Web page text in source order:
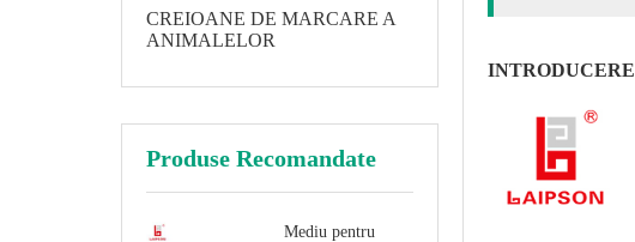
CREIOANE DE MARCARE A
ANIMALELOR
Produse Recomandate
Mediu pentru
INTRODUCERE